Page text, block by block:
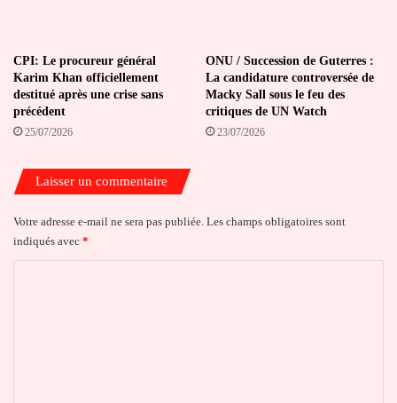
CPI: Le procureur général
Karim Khan officiellement
destitué après une crise sans
précédent
25/07/2026
ONU / Succession de Guterres :
La candidature controversée de
Macky Sall sous le feu des
critiques de UN Watch
23/07/2026
Laisser un commentaire
Votre adresse e-mail ne sera pas publiée. Les champs obligatoires sont
indiqués avec *